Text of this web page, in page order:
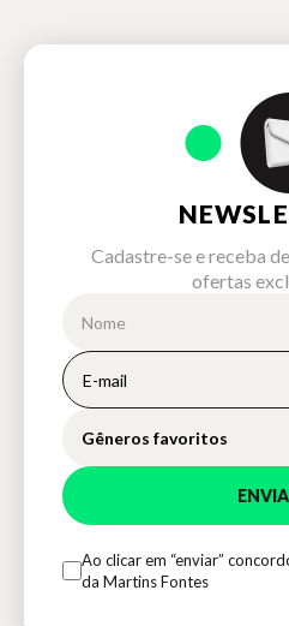
Cadastre-se e receba
ofertas
Gêneros favoritos
Ao clicar em “enviar”
da Martins Fontes